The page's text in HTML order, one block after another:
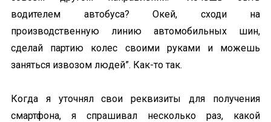
водителем автобуса? Окей, сходи на
производственную линию автомобильных шин,
сделай партию колес своими руками и можешь
заняться извозом людей”. Как-то так.
Когда я уточнял свои реквизиты для получения
смартфона, я спрашивал несколько раз, какой